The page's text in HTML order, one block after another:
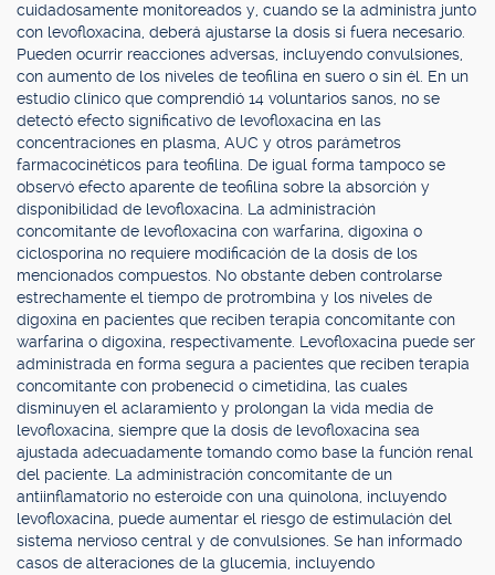
cuidadosamente monitoreados y, cuando se la administra junto
con levofloxacina, deberá ajustarse la dosis si fuera necesario.
Pueden ocurrir reacciones adversas, incluyendo convulsiones,
con aumento de los niveles de teofilina en suero o sin él. En un
estudio clínico que comprendió 14 voluntarios sanos, no se
detectó efecto significativo de levofloxacina en las
concentraciones en plasma, AUC y otros parámetros
farmacocinéticos para teofilina. De igual forma tampoco se
observó efecto aparente de teofilina sobre la absorción y
disponibilidad de levofloxacina. La administración
concomitante de levofloxacina con warfarina, digoxina o
ciclosporina no requiere modificación de la dosis de los
mencionados compuestos. No obstante deben controlarse
estrechamente el tiempo de protrombina y los niveles de
digoxina en pacientes que reciben terapia concomitante con
warfarina o digoxina, respectivamente. Levofloxacina puede ser
administrada en forma segura a pacientes que reciben terapia
concomitante con probenecid o cimetidina, las cuales
disminuyen el aclaramiento y prolongan la vida media de
levofloxacina, siempre que la dosis de levofloxacina sea
ajustada adecuadamente tomando como base la función renal
del paciente. La administración concomitante de un
antiinflamatorio no esteroide con una quinolona, incluyendo
levofloxacina, puede aumentar el riesgo de estimulación del
sistema nervioso central y de convulsiones. Se han informado
casos de alteraciones de la glucemia, incluyendo